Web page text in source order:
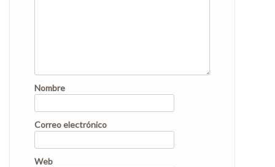
Nombre
Correo electrónico
Web